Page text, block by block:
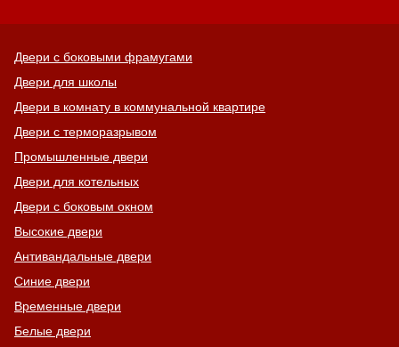
Двери с боковыми фрамугами
Двери для школы
Двери в комнату в коммунальной квартире
Двери с терморазрывом
Промышленные двери
Двери для котельных
Двери с боковым окном
Высокие двери
Антивандальные двери
Синие двери
Временные двери
Белые двери